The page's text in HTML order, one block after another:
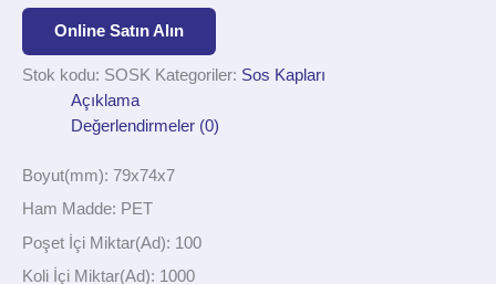
Online Satın Alın
Stok kodu: SOSK Kategoriler: Sos Kapları
Açıklama
Değerlendirmeler (0)
Boyut(mm): 79x74x7
Ham Madde: PET
Poşet İçi Miktar(Ad): 100
Koli İçi Miktar(Ad): 1000